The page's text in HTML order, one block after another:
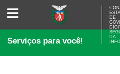
CONSELHO
ESTADUAL
GOVERNANÇA
E
DA
DE
DA
Serviços para você!